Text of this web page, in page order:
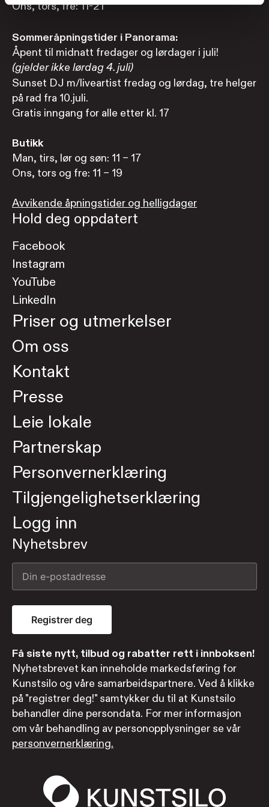
Ons, tors, fre: 11-21
Sommeråpningstider i Panorama:
Åpent til midnatt fredager og lørdager i juli!
(gjelder ikke lørdag 4. juli)
Sunset DJ m/liveartist fredag og lørdag, tre helger
på rad fra 10.juli.
Gratis inngang for alle etter kl. 17
Butikk
Man, tirs, lør og søn: 11 – 17
Ons, tors og fre: 11 – 19
Avvikende åpningstider og helligdager
Hold deg oppdatert
Facebook
Instagram
YouTube
LinkedIn
Priser og utmerkelser
Om oss
Kontakt
Presse
Leie lokale
Partnerskap
Personvernerklæring
Tilgjengelighetserklæring
Logg inn
Nyhetsbrev
Registrer deg
Få siste nytt, tilbud og rabatter rett i innboksen!
Nyhetsbrevet kan inneholde markedsføring for
Kunstsilo og våre samarbeidspartnere. Ved å klikke
på "registrer deg!" samtykker du til at Kunstsilo
behandler dine persondata. For mer informasjon
om vår behandling av personopplysninger se vår
personvernerklæring.